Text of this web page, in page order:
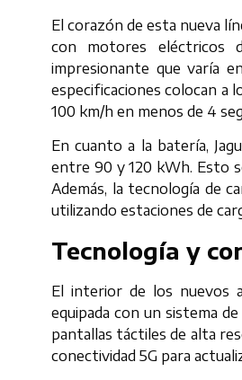
El corazón de esta nueva
con motores eléctricos
impresionante que varía
especificaciones colocan a
100 km/h en menos de 4
En cuanto a la batería,
entre 90 y 120 kWh. Esto
Además, la tecnología de
utilizando estaciones de
Tecnología y
El interior de los nuevos
equipada con un sistema
pantallas táctiles de alta
conectividad 5G para